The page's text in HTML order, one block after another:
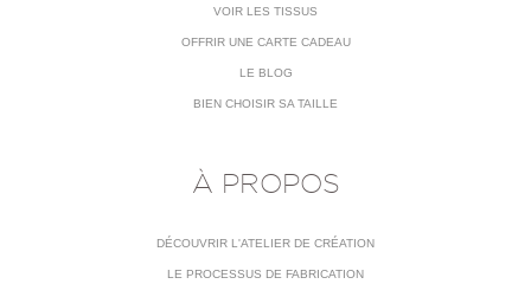
VOIR LES TISSUS
OFFRIR UNE CARTE CADEAU
LE BLOG
BIEN CHOISIR SA TAILLE
À PROPOS
DÉCOUVRIR L'ATELIER DE CRÉATION
LE PROCESSUS DE FABRICATION